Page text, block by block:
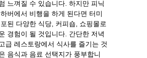
느껴질 수 있습니다. 하지만 피닉
버에서 비행을 하게 된다면 터미
된 다양한 식당, 커피숍, 쇼핑몰로
경험이 될 것입니다. 간단한 저녁
급 레스토랑에서 식사를 즐기는 것
음식과 음료 선택지가 풍부합니